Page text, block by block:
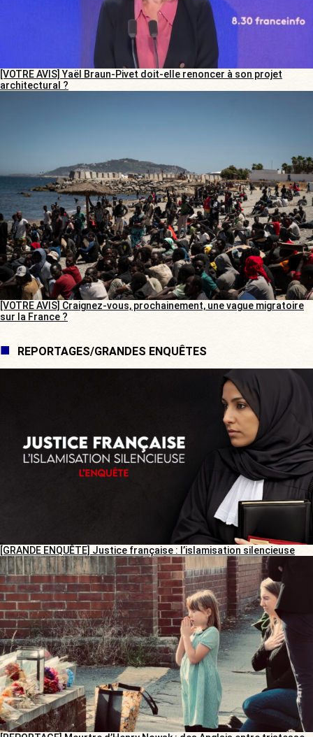
[VOTRE AVIS] Yaël Braun-Pivet doit-elle renoncer à son projet
architectural ?
[VOTRE AVIS] Craignez-vous, prochainement, une vague migratoire
sur la France ?
REPORTAGES/GRANDES ENQUÊTES
[GRANDE ENQUÊTE] Justice française : l’islamisation silencieuse